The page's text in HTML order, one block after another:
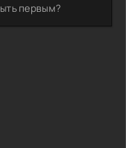
первым?